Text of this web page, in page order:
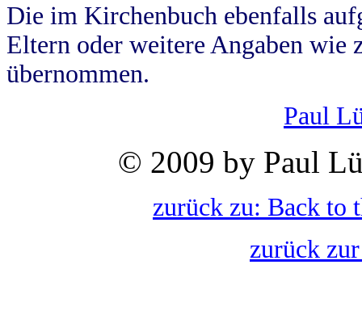
Die im Kirchenbuch ebenfalls
Eltern oder weitere Angaben wie
übernommen.
Paul
© 2009 by Paul
zurück zu: Back to
zurück